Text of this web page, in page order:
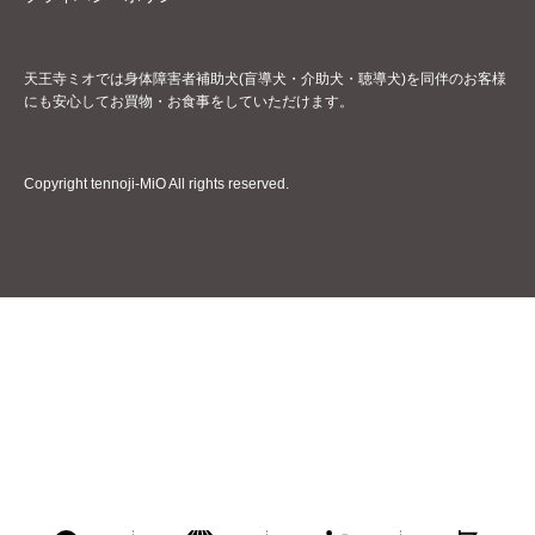
天王寺ミオでは身体障害者補助犬(盲導犬・介助犬・聴導犬)を同伴のお客様
にも安心してお買物・お食事をしていただけます。
Copyright tennoji-MiO All rights reserved.